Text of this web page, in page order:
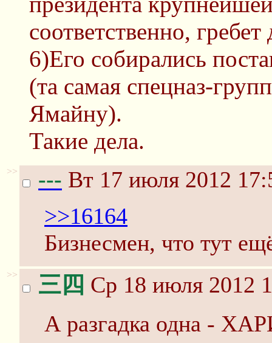
соответственно,
6)Его собирались
(та самая спецназ-
Ямайну).
Такие дела.
>> --- Вт 17 июля 2012
>>16164
Бизнесмен, что тут
>> 三四 Ср 18 июля 2012
А разгадка одна -